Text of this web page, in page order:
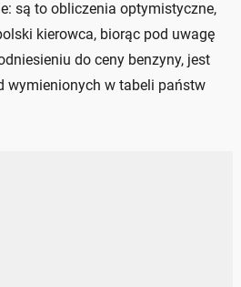
są to obliczenia optymistyczne,
kierowca, biorąc pod uwagę
do ceny benzyny, jest
wymienionych w tabeli państw